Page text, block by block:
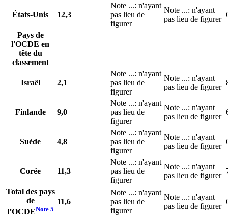
États-Unis 12,3
Note ...: n'ayant
pas lieu de
figurer
Note ...: n'ayant
pas lieu de figurer
Pays de
l'OCDE en
tête du
classement
Israël 2,1
Note ...: n'ayant
pas lieu de
figurer
Note ...: n'ayant
pas lieu de figurer
Finlande 9,0
Note ...: n'ayant
pas lieu de
figurer
Note ...: n'ayant
pas lieu de figurer
Suède 4,8
Note ...: n'ayant
pas lieu de
figurer
Note ...: n'ayant
pas lieu de figurer
Corée 11,3
Note ...: n'ayant
pas lieu de
figurer
Note ...: n'ayant
pas lieu de figurer
Total des pays
de
l’OCDENote 5
11,6
Note ...: n'ayant
pas lieu de
figurer
Note ...: n'ayant
pas lieu de figurer